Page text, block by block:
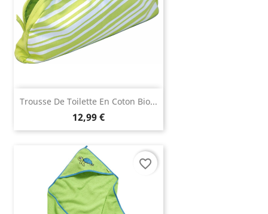
Trousse De Toilette En Coton Bio...
12,99 €
favorite_border